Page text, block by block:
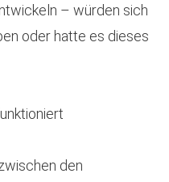
– würden sich
oder hatte es dieses
den